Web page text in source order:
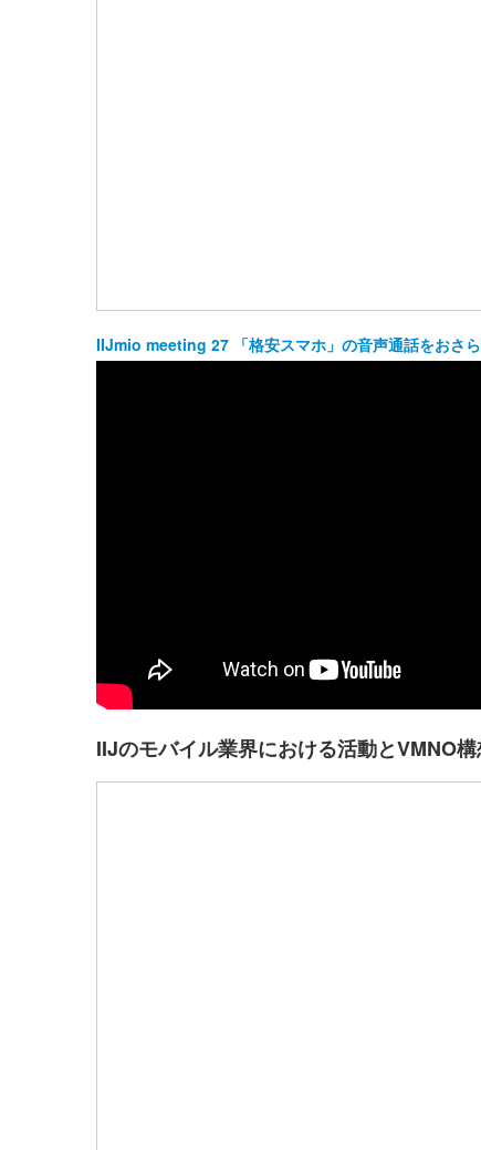
IIJmio meeting 27 「格安スマホ」の音声通話をおさ
IIJのモバイル業界における活動とVMNO